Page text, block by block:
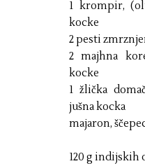
1 krompir,
kocke
2 pesti
2 majhna
kocke
1 žlička
jušna kocka
majaron,
120 g indijskih